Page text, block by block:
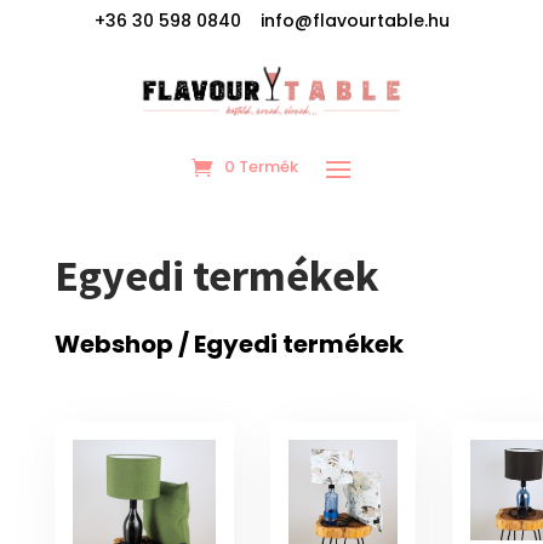
+36 30 598 0840 info@flavourtable.hu
0 Termék
Egyedi termékek
Webshop / Egyedi termékek